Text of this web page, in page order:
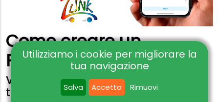
Come creare un
Facebook shop
Vuoi creare un Facebook shop sulla
tua pagina aziendale?
Utilizziamo i cookie per migliorare la
tua navigazione
Salva Accetta Rimuovi